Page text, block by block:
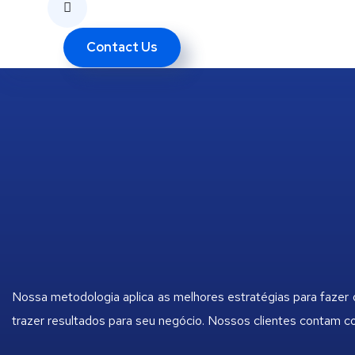
Contact Us
Nossa metodologia aplica as melhores estratégias para
trazer resultados para seu negócio. Nossos clientes contam